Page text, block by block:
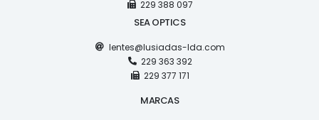
229 388 097
SEA OPTICS
lentes@lusiadas-lda.com
229 363 392
229 377 171
MARCAS